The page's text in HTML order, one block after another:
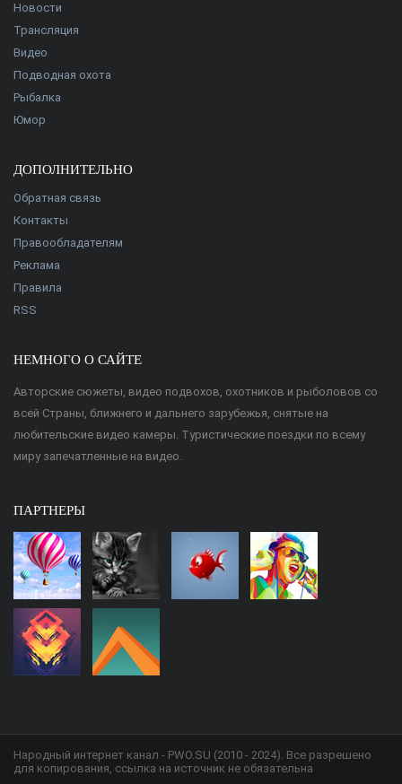
Новости
Трансляция
Видео
Подводная охота
Рыбалка
Юмор
ДОПОЛНИТЕЛЬНО
Обратная связь
Контакты
Правообладателям
Реклама
Правила
RSS
НЕМНОГО О САЙТЕ
Авторские сюжеты, видео подвохов, охотников и рыболовов со
всей Страны, ближнего и дальнего зарубежья, снятые на
любительские видео камеры. Туристические поездки по всему
миру запечатленные на видео.
ПАРТНЕРЫ
Народный интернет канал - PWO.SU (2010 - 2024). Все разрешено
для копирования, ссылка на источник не обязательна